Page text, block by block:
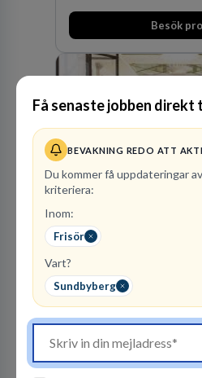
Få senaste jobben direkt
BEVAKNING REDO ATT
Du kommer få uppdateringar av
kriteriera:
Inom:
Frisör
Vart?
Sundbyberg
Besök
Kommuninvest är en
utifrån en kommunal
företräder den kommunala
finansieringsfrågor.
Besök